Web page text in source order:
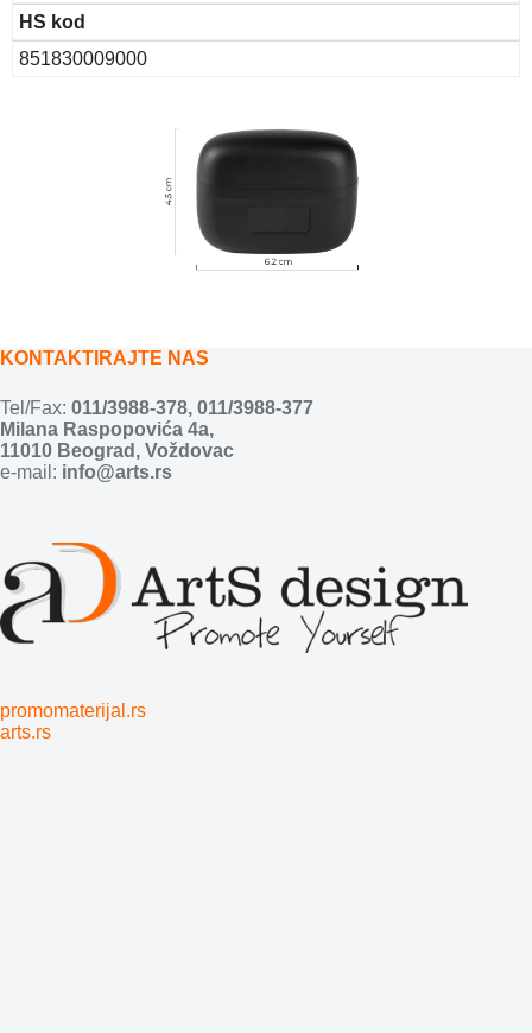
HS kod
851830009000
KONTAKTIRAJTE NAS
Tel/Fax: 011/3988-378, 011/3988-377
Milana Raspopovića 4a,
11010 Beograd, Voždovac
e-mail: info@arts.rs
promomaterijal.rs
arts.rs